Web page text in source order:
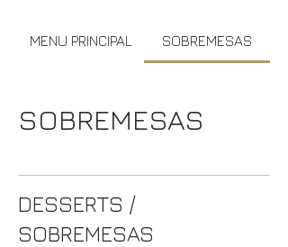
MENU PRINCIPAL SOBREMESAS
SOBREMESAS
DESSERTS /
SOBREMESAS